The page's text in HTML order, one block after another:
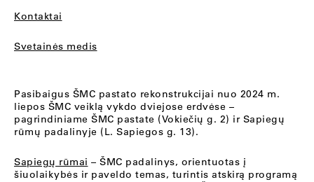
Kontaktai
Svetainės medis
Pasibaigus ŠMC pastato rekonstrukcijai nuo 2024 m.
liepos ŠMC veiklą vykdo dviejose erdvėse –
pagrindiniame ŠMC pastate (Vokiečių g. 2) ir Sapiegų
rūmų padalinyje (L. Sapiegos g. 13).
Sapiegų rūmai – ŠMC padalinys, orientuotas į
šiuolaikybės ir paveldo temas, turintis atskirą programą